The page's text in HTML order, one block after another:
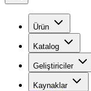
Ürün
Katalog
Geliştiriciler
Kaynaklar